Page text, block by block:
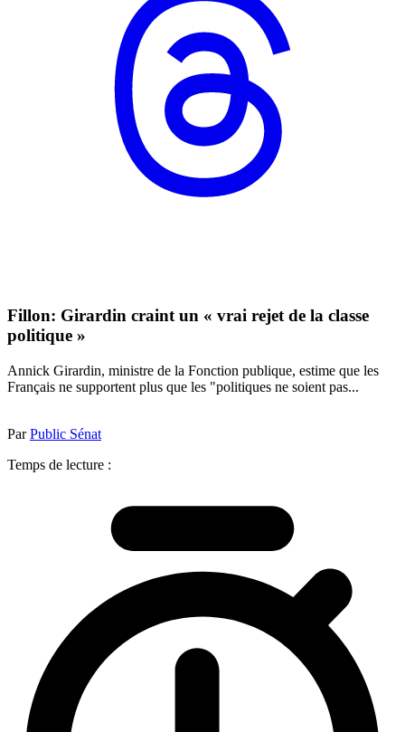
Fillon: Girardin craint un « vrai rejet de la classe
politique »
Annick Girardin, ministre de la Fonction publique, estime que les
Français ne supportent plus que les "politiques ne soient pas...
ParPublic Sénat
Temps de lecture :